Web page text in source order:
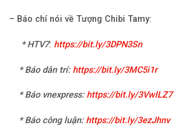
– Báo chí nói về Tượng Chibi Tamy:
* HTV7: https://bit.ly/3DPN3Sn
* Báo dân trí: https://bit.ly/3MC5i1r
* Báo vnexpress: https://bit.ly/3VwlLZ7
* Báo công luận: https://bit.ly/3ezJhnv